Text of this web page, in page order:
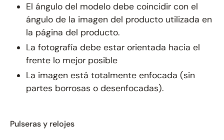
El ángulo del modelo debe coincidir con el
ángulo de la imagen del producto utilizada en
la página del producto.
La fotografía debe estar orientada hacia el
frente lo mejor posible
La imagen está totalmente enfocada (sin
partes borrosas o desenfocadas).
Pulseras y relojes